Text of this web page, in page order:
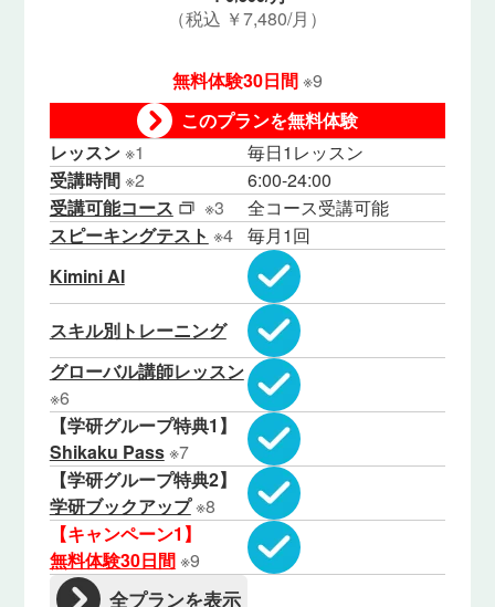
（税込 ￥7,480/月）
無料体験30日間※9
このプランを無料体験
レッスン※1
毎日1レッスン
受講時間※2
6:00-24:00
受講可能コース
※3
全コース受講可能
スピーキングテスト ※4 毎月1回
Kimini AI
スキル別トレーニング
グローバル講師レッスン
※6
【学研グループ特典1】
Shikaku Pass※7
【学研グループ特典2】
学研ブックアップ※8
【キャンペーン1】
無料体験30日間※9